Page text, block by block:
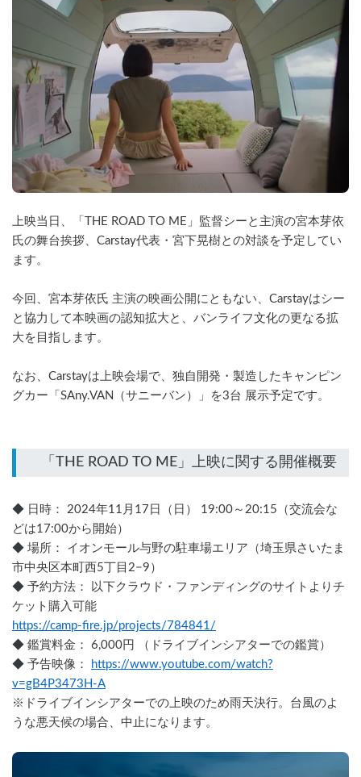
上映当日、「THE ROAD TO ME」監督シーと主演の宮本芽依
氏の舞台挨拶、Carstay代表・宮下晃樹との対談を予定してい
ます。
今回、宮本芽依氏 主演の映画公開にともない、Carstayはシー
と協力して本映画の認知拡大と、バンライフ文化の更なる拡
大を目指します。
なお、Carstayは上映会場で、独自開発・製造したキャンピン
グカー「SAny.VAN（サニーバン）」を3台 展示予定です。
◆ 日時： 2024年11月17日（日） 19:00～20:15（交流会な
どは17:00から開始）
◆ 場所： イオンモール与野の駐車場エリア（埼玉県さいたま
市中央区本町西5丁目2−9）
◆ 予約方法： 以下クラウド・ファンディングのサイトよりチ
ケット購入可能
https://camp-fire.jp/projects/784841/
◆ 鑑賞料金： 6,000円 （ドライブインシアターでの鑑賞）
◆ 予告映像：
https://www.youtube.com/watch?
v=gB4P3473H-A
※ドライブインシアターでの上映のため雨天決行。台風のよ
うな悪天候の場合、中止になります。